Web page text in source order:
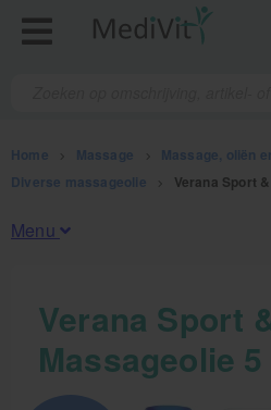
Home Massage Massage, oliën
Diverse massageolie
Verana Sport
Menu
Fysiotherapieproducten
Verbruiksmaterialen
Massage
Verana Sport
Massageolie